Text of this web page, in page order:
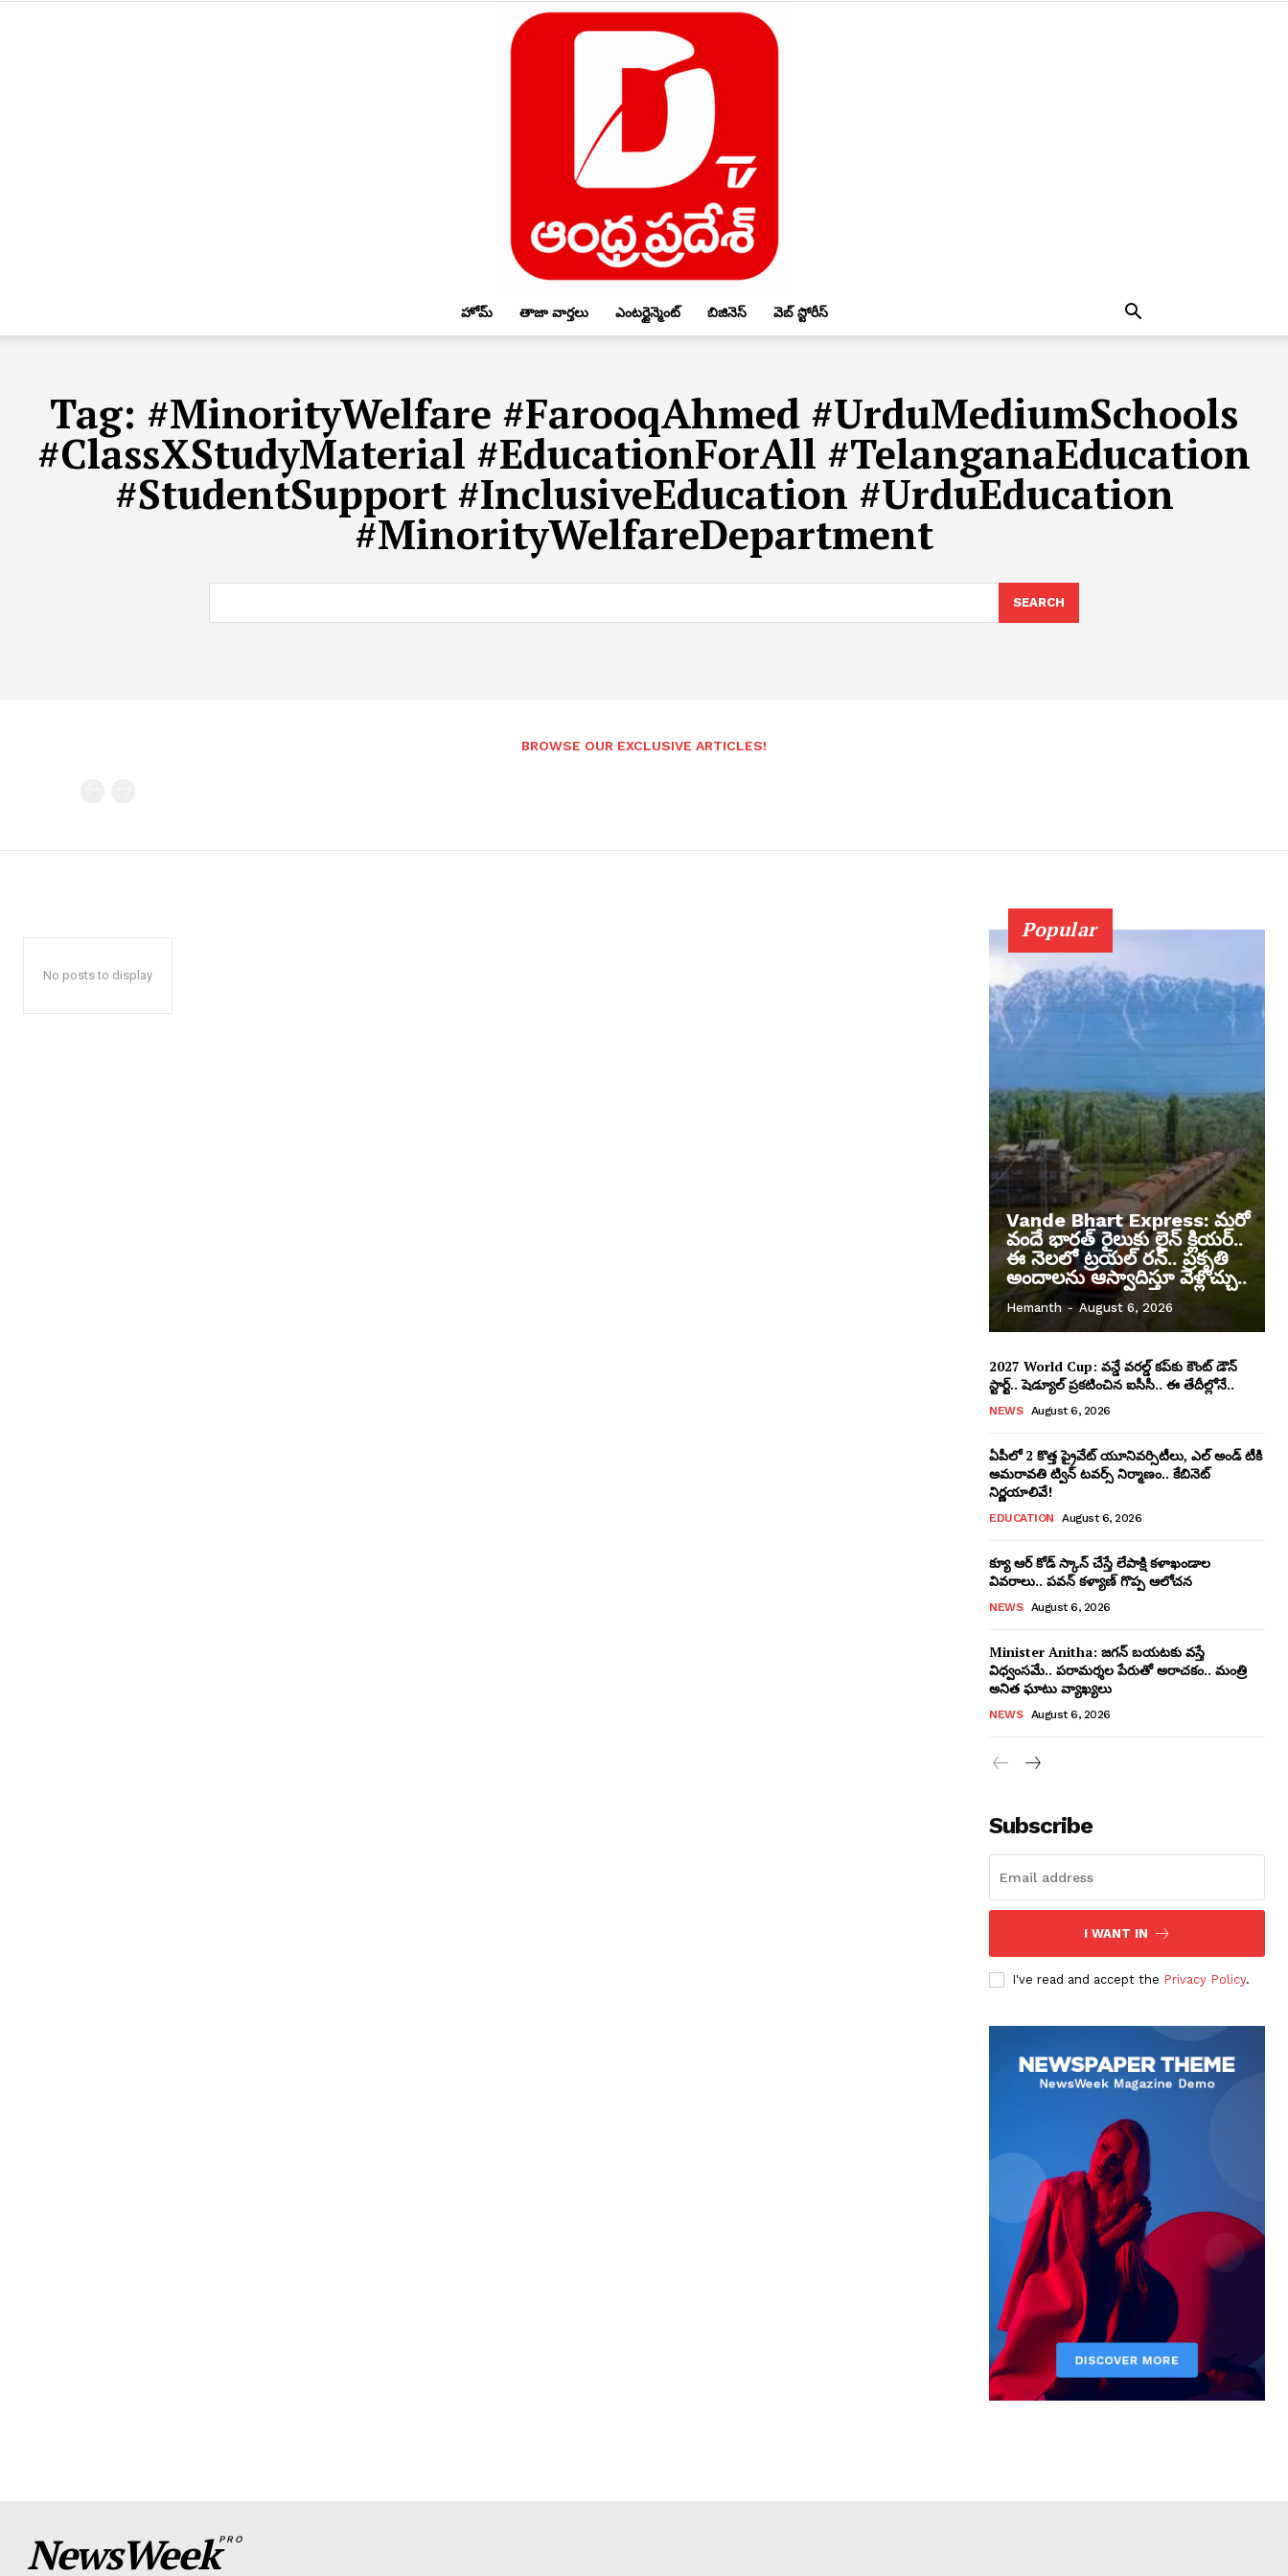
Andhrapradesh
హోమ్ తాజా వార్తలు ఎంటర్టైన్మెంట్ బిజినెస్ వెబ్ స్టోరీస్
Tag: #MinorityWelfare #FarooqAhmed #UrduMediumSchools
#ClassXStudyMaterial #EducationForAll #TelanganaEducation
#StudentSupport #InclusiveEducation #UrduEducation
#MinorityWelfareDepartment
SEARCH
BROWSE OUR EXCLUSIVE ARTICLES!
No posts to display
Popular
Vande Bhart Express: మరో
వందే భారత్ రైలుకు లైన్ క్లియర్..
ఈ నెలలో ట్రయల్ రన్.. ప్రకృతి
అందాలను ఆస్వాదిస్తూ వెళ్లొచ్చు..
Hemanth - August 6, 2026
2027 World Cup: వన్డే వరల్డ్ కప్‌కు కౌంట్ డౌన్
స్టార్ట్.. షెడ్యూల్ ప్రకటించిన ఐసీసీ.. ఈ తేదీల్లోనే..
NEWS August 6, 2026
ఏపీలో 2 కొత్త ప్రైవేట్‌ యూనివర్సిటీలు, ఎల్ అండ్ టీకి
అమరావతి ట్విన్‌ టవర్స్‌ నిర్మాణం.. కేబినెట్
నిర్ణయాలివే!
EDUCATION August 6, 2026
క్యూ ఆర్ కోడ్ స్కాన్ చేస్తే లేపాక్షి కళాఖండాల
వివరాలు.. పవన్ కళ్యాణ్ గొప్ప ఆలోచన
NEWS August 6, 2026
Minister Anitha: జగన్ బయటకు వస్తే
విధ్వంసమే.. పరామర్శల పేరుతో అరాచకం.. మంత్రి
అనిత ఘాటు వ్యాఖ్యలు
NEWS August 6, 2026
Subscribe
I WANT IN
I've read and accept the Privacy Policy.
NewsWeekPRO